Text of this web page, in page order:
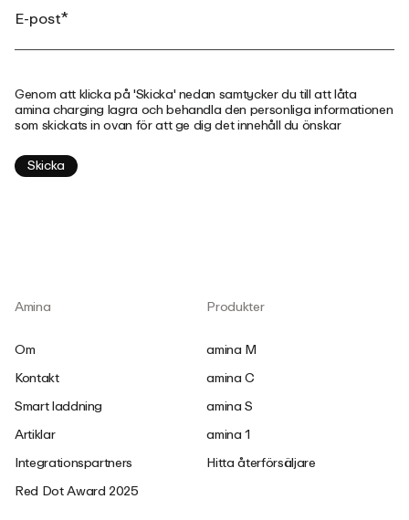
Genom att klicka på 'Skicka' nedan samtycker du till att låta
amina charging lagra och behandla den personliga informationen
som skickats in ovan för att ge dig det innehåll du önskar
Amina
Om
Kontakt
Smart laddning
Artiklar
Integrationspartners
Red Dot Award 2025
Produkter
amina M
amina C
amina S
amina 1
Hitta återförsäljare